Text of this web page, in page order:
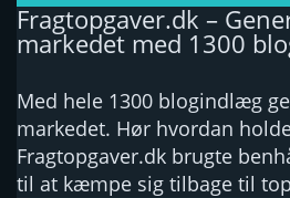
Fragtopgaver.dk –
markedet med 1300
Med hele 1300 blogindlæg
markedet. Hør hvordan
Fragtopgaver.dk brugte
til at kæmpe sig tilbage til